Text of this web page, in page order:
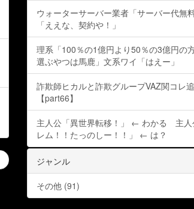
ウォーターサーバー業者「サーバー代無
「ええな、契約や！」
理系「100％の1億円より50％の3億円の
選ぶやつは馬鹿」文系ワイ「はえー」
詐欺師ヒカルと詐欺グループVAZ関コレ
【part66】
主人公「異世界転移！」 ← わかる 主人
レム！！たっのしー！！」 ← は？
ジャンル
その他 (91)